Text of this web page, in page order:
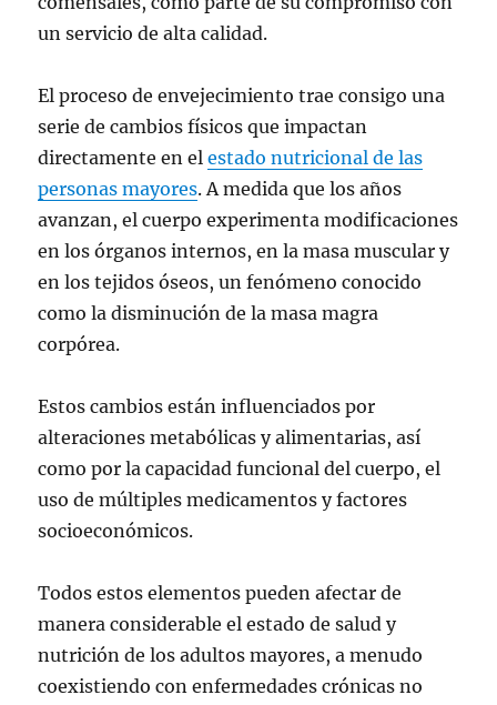
un servicio de alta calidad.
El proceso de envejecimiento trae consigo una
serie de cambios físicos que impactan
directamente en elestado nutricional de las
personas mayores. A medida que los años
avanzan, el cuerpo experimenta modificaciones
en los órganos internos, en la masa muscular y
en los tejidos óseos, un fenómeno conocido
como la disminución de la masa magra
corpórea.
Estos cambios están influenciados por
alteraciones metabólicas y alimentarias, así
como por la capacidad funcional del cuerpo, el
uso de múltiples medicamentos y factores
socioeconómicos.
Todos estos elementos pueden afectar de
manera considerable el estado de salud y
nutrición de los adultos mayores, a menudo
coexistiendo con enfermedades crónicas no